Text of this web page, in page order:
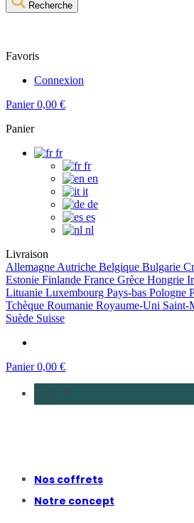
Recherche
Favoris
Connexion
Panier 0,00 €
Panier
fr
fr
en
it
de
es
nl
Livraison
Allemagne Autriche Belgique Bulgarie
Estonie Finlande France Grèce Hongrie
Lituanie Luxembourg Pays-bas Pologne
Tchèque Roumanie Royaume-Uni Saint-
Suède Suisse
Panier 0,00 €
X
Nos coffrets
Notre concept